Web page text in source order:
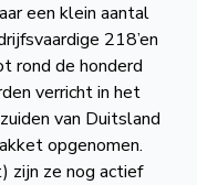
een klein aantal
218’en
rond de honderd
verricht in het
van Duitsland
opgenomen.
zijn ze nog actief